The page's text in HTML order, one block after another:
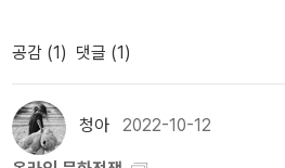
적으로 여성에 대한 적대를 선동하는
는 이러한 백래시는 한국에서도 ‘신남성
미 나타나고 있다. 저자는 온라인 문화
라인에서 번성한 반페미니즘과 ‘남성 운
함께 전통적 성 역할에 저항하고자 시작
글의 이 책에 실명으로 등장하는 리처드
파적 인물)나 트럼프주의 우파의 정치를
실명으로 글을 기고 하고 있는 마일로
파의 실상을 드러낸다 볼 수 있습니다.
파 alt-right 라는 용어조차 개인적으로는
분히 설명하지 못한다고 생각하는데요.
겠다. 아, 자기 네 살이라 이제 아가 아
뻐..... 책을 샀다. [스톤 매트리스]는 어차피 살 거여서 지금 샀다.[인
싸를 죽여라]는 읽어보고 싶어서 샀다.
그려보고 싶어서 샀겠나.[지구 생물체는
페이퍼를 보고 사게 되었다. 정보라를 앞
성차와 젠더 차이의 과학을 바라보는 페
전달. <여자다운 게 어딨어> - 여성성에
는 불편해> - 남성성의 구성에 관한 고
천재 여성에 관한 논평으로 작가이자 비
공로를 인정했지만 그 관찰의 출처를 명
공감 (1) 댓글 (1)
청아 2022-10-12